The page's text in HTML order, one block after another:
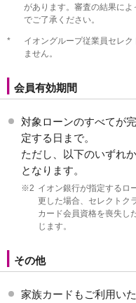
があります。審査の結果に
でご了承ください。
*
イオングループ従業員セレ
ません。
会員有効期間
対象ローンのすべてが
定する日まで。
ただし、以下のいずれ
となります。
※2 イオン銀行が指定するロ
更した場合、セレクトク
カード会員資格を喪失し
じます。
その他
家族カードもご利用い